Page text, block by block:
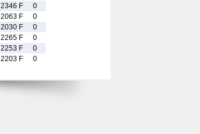
2346 F
0
2063 F
0
2030 F
0
2265 F
0
2253 F
0
2203 F 0